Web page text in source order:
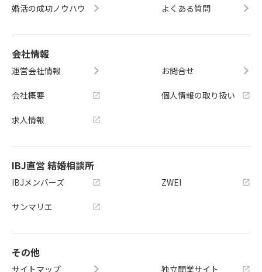
婚活の成功ノウハウ よくある質問
会社情報
運営会社情報
会社概要
求人情報
お問合せ
個人情報の取り扱い
IBJ直営 結婚相談所
IBJメンバーズ
サンマリエ
ZWEI
その他
サイトマップ
独立開業サイト